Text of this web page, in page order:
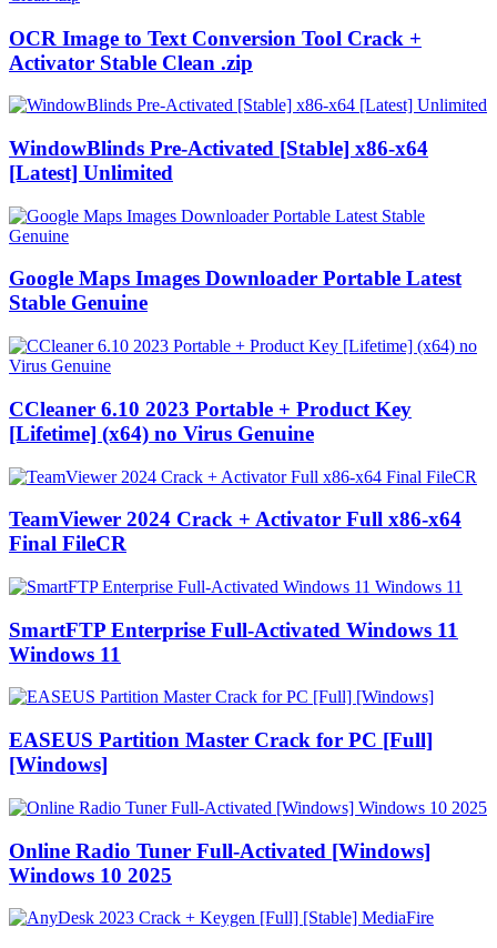
OCR Image to Text Conversion Tool Crack +
Activator Stable Clean .zip
WindowBlinds Pre-Activated [Stable] x86-x64
[Latest] Unlimited
Google Maps Images Downloader Portable Latest
Stable Genuine
CCleaner 6.10 2023 Portable + Product Key
[Lifetime] (x64) no Virus Genuine
TeamViewer 2024 Crack + Activator Full x86-x64
Final FileCR
SmartFTP Enterprise Full-Activated Windows 11
Windows 11
EASEUS Partition Master Crack for PC [Full]
[Windows]
Online Radio Tuner Full-Activated [Windows]
Windows 10 2025